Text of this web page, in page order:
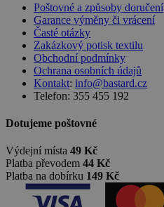
Poštovné a způsoby doručení
Garance výměny či vrácení
Časté otázky
Zakázkový potisk textilu
Obchodní podmínky
Ochrana osobních údajů
Kontakt: info@bastard.cz
Telefon: 355 455 192
Dotujeme poštovné
Výdejní místa 49 Kč
Platba převodem 44 Kč
Platba na dobírku 149 Kč